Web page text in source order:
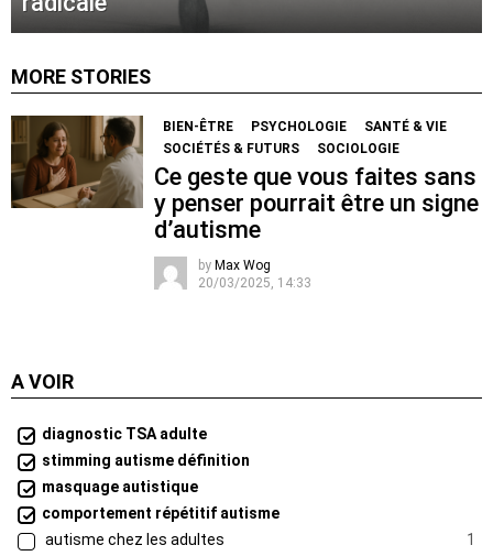
MORE STORIES
BIEN-ÊTRE PSYCHOLOGIE
SANTÉ & VIE
SOCIÉTÉS & FUTURS
SOCIOLOGIE
Ce geste que vous faites sans
y penser pourrait être un signe
d’autisme
by Max Wog
20/03/2025, 14:33
A VOIR
diagnostic TSA adulte
stimming autisme définition
masquage autistique
comportement répétitif autisme
autisme chez les adultes
1